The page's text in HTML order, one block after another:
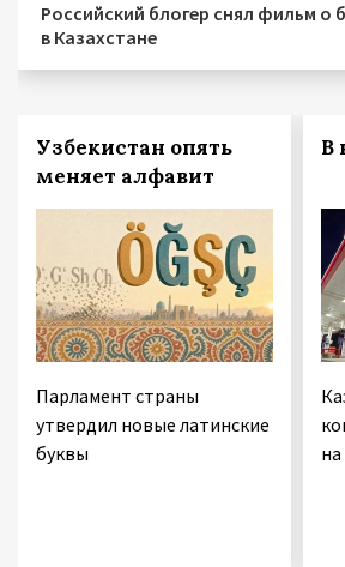
Российский блогер снял фильм о
в Казахстане
Узбекистан опять
меняет алфавит
Парламент страны
утвердил новые латинские
буквы
В